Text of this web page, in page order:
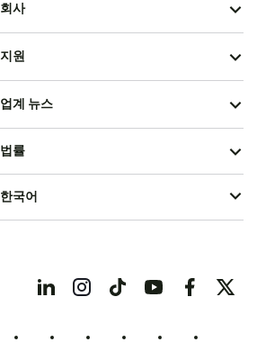
회사
지원
업계 뉴스
법률
한국어